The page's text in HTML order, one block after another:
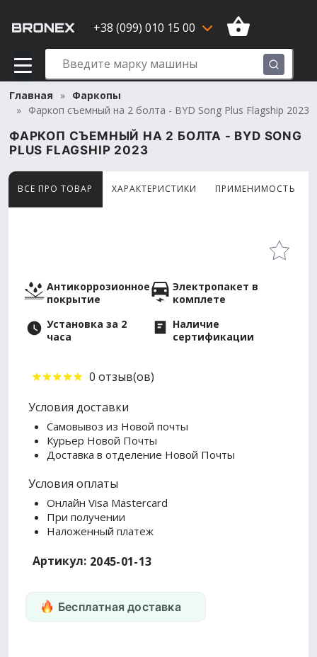
+38 (099) 010 15 00
Главная
Фаркопы
Фаркоп съемный на 2 болта - BYD Song Plus Flagship 2023
ФАРКОП СЪЕМНЫЙ НА 2 БОЛТА - BYD SONG
PLUS FLAGSHIP 2023
ВСЕ ПРО ТОВАР ХАРАКТЕРИСТИКИ ПРИМЕНИМОСТЬ
Товар просматривают сейчас 13 человек
Антикоррозионное
покрытие
Электропакет в
комплете
Установка за 2
часа
Наличие
сертификации
0 отзыв(ов)
Условия доставки
Самовывоз из Новой почты
Курьер Новой Почты
Доставка в отделение Новой Почты
Условия оплаты
Онлайн Visa Mastercard
При получении
Наложенный платеж
Артикул: 2045-01-13
Бесплатная доставка